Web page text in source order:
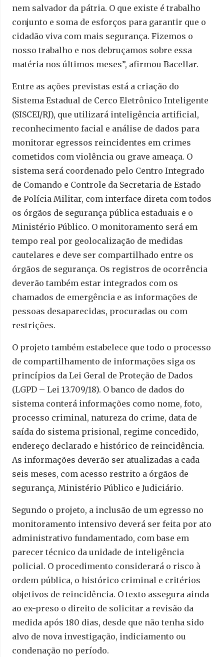
nem salvador da pátria. O que existe é trabalho
conjunto e soma de esforços para garantir que o
cidadão viva com mais segurança. Fizemos o
nosso trabalho e nos debruçamos sobre essa
matéria nos últimos meses”, afirmou Bacellar.
Entre as ações previstas está a criação do
Sistema Estadual de Cerco Eletrônico Inteligente
(SISCEI/RJ), que utilizará inteligência artificial,
reconhecimento facial e análise de dados para
monitorar egressos reincidentes em crimes
cometidos com violência ou grave ameaça. O
sistema será coordenado pelo Centro Integrado
de Comando e Controle da Secretaria de Estado
de Polícia Militar, com interface direta com todos
os órgãos de segurança pública estaduais e o
Ministério Público. O monitoramento será em
tempo real por geolocalização de medidas
cautelares e deve ser compartilhado entre os
órgãos de segurança. Os registros de ocorrência
deverão também estar integrados com os
chamados de emergência e as informações de
pessoas desaparecidas, procuradas ou com
restrições.
O projeto também estabelece que todo o processo
de compartilhamento de informações siga os
princípios da Lei Geral de Proteção de Dados
(LGPD – Lei 13.709/18). O banco de dados do
sistema conterá informações como nome, foto,
processo criminal, natureza do crime, data de
saída do sistema prisional, regime concedido,
endereço declarado e histórico de reincidência.
As informações deverão ser atualizadas a cada
seis meses, com acesso restrito a órgãos de
segurança, Ministério Público e Judiciário.
Segundo o projeto, a inclusão de um egresso no
monitoramento intensivo deverá ser feita por ato
administrativo fundamentado, com base em
parecer técnico da unidade de inteligência
policial. O procedimento considerará o risco à
ordem pública, o histórico criminal e critérios
objetivos de reincidência. O texto assegura ainda
ao ex-preso o direito de solicitar a revisão da
medida após 180 dias, desde que não tenha sido
alvo de nova investigação, indiciamento ou
condenação no período.